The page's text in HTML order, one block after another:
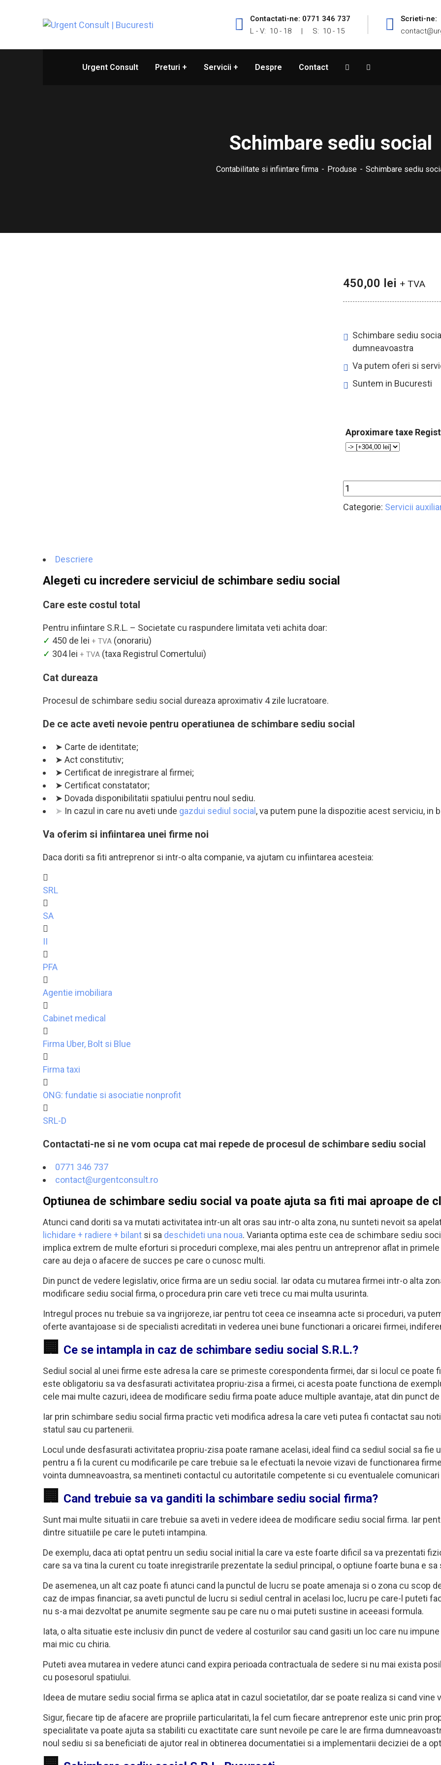
Contactati-ne: 0771 346 737
L - V: 10 - 18 | S: 10 - 15
Scrieti-ne:
Urgent Consult Preturi Servicii Despre Contact
Schimbare sediu social
Contabilitate si infiintare firma Produse Schimbare sediu
450,00 lei + TVA
Schimbare sediu
dumneavoastra
Va putem oferi si
Suntem in Bucuresti
Aproximare taxe
Categorie: Servicii
Descriere
Alegeti cu incredere serviciul de schimbare sediu social
Care este costul total
Pentru infiintare S.R.L. – Societate cu raspundere limitata veti achita doar:
✓ 450 de lei + TVA (onorariu)
✓ 304 lei + TVA (taxa Registrul Comertului)
Cat dureaza
Procesul de schimbare sediu social dureaza aproximativ 4 zile lucratoare.
De ce acte aveti nevoie pentru operatiunea de schimbare sediu social
➤ Carte de identitate;
➤ Act constitutiv;
➤ Certificat de inregistrare al firmei;
➤ Certificat constatator;
➤ Dovada disponibilitatii spatiului pentru noul sediu.
➤ In cazul in care nu aveti unde gazdui sediul social , va putem pune la dispozitie acest serviciu, in
Va oferim si infiintarea unei firme noi
Daca doriti sa fiti antreprenor si intr-o alta companie, va ajutam cu infiintarea acesteia:
SRL
SA
II
PFA
Agentie imobiliara
Cabinet medical
Firma Uber, Bolt si Blue
Firma taxi
ONG: fundatie si asociatie nonprofit
SRL-D
Contactati-ne si ne vom ocupa cat mai repede de procesul de schimbare sediu social
0771 346 737
contact@urgentconsult.ro
Optiunea de schimbare sediu social va poate ajuta sa fiti mai aproape de
Atunci cand doriti sa va mutati activitatea intr-un alt oras sau intr-o alta zona, nu sunteti nevoit sa
lichidare + radiere + bilant si sa deschideti una noua. Varianta optima este cea de schimbare sediu
implica extrem de multe eforturi si proceduri complexe, mai ales pentru un antreprenor aflat in
care au deja o afacere de succes pe care o cunosc multi.
Din punct de vedere legislativ, orice firma are un sediu social. Iar odata cu mutarea firmei intr-o alta
modificare sediu social firma, o procedura prin care veti trece cu mai multa usurinta.
Intregul proces nu trebuie sa va ingrijoreze, iar pentru tot ceea ce inseamna acte si proceduri, va
oferte avantajoase si de specialisti acreditati in vederea unei bune functionari a oricarei firmei,
🏢 Ce se intampla in caz de schimbare sediu social S.R.L.?
Sediul social al unei firme este adresa la care se primeste corespondenta firmei, dar si locul ce poate
este obligatoriu sa va desfasurati activitatea propriu-zisa a firmei, ci acesta poate functiona de
cele mai multe cazuri, ideea de modificare sediu firma poate aduce multiple avantaje, atat din punct
Iar prin schimbare sediu social firma practic veti modifica adresa la care veti putea fi contactat sau
statul sau cu partenerii.
Locul unde desfasurati activitatea propriu-zisa poate ramane acelasi, ideal fiind ca sediul social sa fie
pentru a fi la curent cu modificarile pe care trebuie sa le efectuati la nevoie vizavi de functionarea
vointa dumneavoastra, sa mentineti contactul cu autoritatile competente si cu eventualele
🏢 Cand trebuie sa va ganditi la schimbare sediu social firma?
Sunt mai multe situatii in care trebuie sa aveti in vedere ideea de modificare sediu social firma. Iar
dintre situatiile pe care le puteti intampina.
De exemplu, daca ati optat pentru un sediu social initial la care va este foarte dificil sa va prezentati
care sa va tina la curent cu toate inregistrarile prezentate la sediul principal, o optiune foarte buna e
De asemenea, un alt caz poate fi atunci cand la punctul de lucru se poate amenaja si o zona cu scop
caz de impas financiar, sa aveti punctul de lucru si sediul central in acelasi loc, lucru pe care-l puteti
nu s-a mai dezvoltat pe anumite segmente sau pe care nu o mai puteti sustine in aceeasi formula.
Iata, o alta situatie este inclusiv din punct de vedere al costurilor sau cand gasiti un loc care nu
mai mic cu chiria.
Puteti avea mutarea in vedere atunci cand expira perioada contractuala de sedere si nu mai exista
cu posesorul spatiului.
Ideea de mutare sediu social firma se aplica atat in cazul societatilor, dar se poate realiza si cand vine
Sigur, fiecare tip de afacere are propriile particularitati, la fel cum fiecare antreprenor este unic prin
specialitate va poate ajuta sa stabiliti cu exactitate care sunt nevoile pe care le are firma
noul sediu si sa beneficiati de ajutor real in obtinerea documentatiei si a implementarii deciziei de a